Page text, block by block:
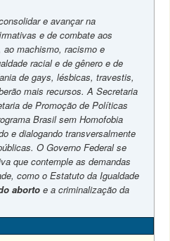
e avançar na
e de combate aos
machismo, racismo e
racial e de gênero e de
de gays, lésbicas, travestis,
mais recursos. A Secretaria
de Promoção de Políticas
Brasil sem Homofobia
e dialogando transversalmente
O Governo Federal se
que contemple as demandas
como o Estatuto da Igualdade
aborto e a criminalização da